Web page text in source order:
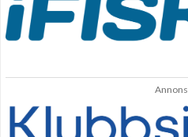
Annons